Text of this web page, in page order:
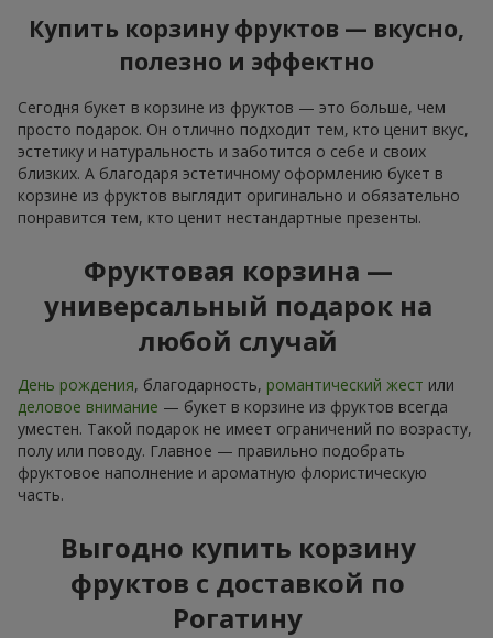
Купить корзину фруктов — вкусно,
полезно и эффектно
Сегодня букет в корзине из фруктов — это больше, чем
просто подарок. Он отлично подходит тем, кто ценит вкус,
эстетику и натуральность и заботится о себе и своих
близких. А благодаря эстетичному оформлению букет в
корзине из фруктов выглядит оригинально и обязательно
понравится тем, кто ценит нестандартные презенты.
Фруктовая корзина —
универсальный подарок на
любой случай
День рождения, благодарность, романтический жест или
деловое внимание — букет в корзине из фруктов всегда
уместен. Такой подарок не имеет ограничений по возрасту,
полу или поводу. Главное — правильно подобрать
фруктовое наполнение и ароматную флористическую
часть.
Выгодно купить корзину
фруктов с доставкой по
Рогатину